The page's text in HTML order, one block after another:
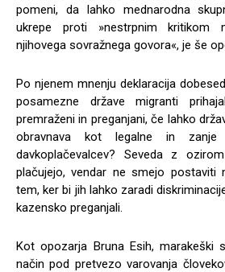
pomeni, da lahko mednarodna
ukrepe proti »nestrpnim kritikom
njihovega sovražnega govora«, je še
Po njenem mnenju deklaracija
posamezne države migranti
premraženi in preganjani, če lahko
obravnava kot legalne in
davkoplačevalcev? Seveda z
plačujejo, vendar ne smejo postaviti
tem, ker bi jih lahko zaradi
kazensko preganjali.
Kot opozarja Bruna Esih, marakeški
način pod pretvezo varovanja